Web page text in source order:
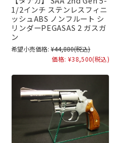
1/2インチ ステンレスフィニ
ッシュABS ノンフルート シ
リンダーPEGASAS 2 ガスガ
ン
希望小売価格: ¥44,880(税込)
価格: ¥38,500(税込)